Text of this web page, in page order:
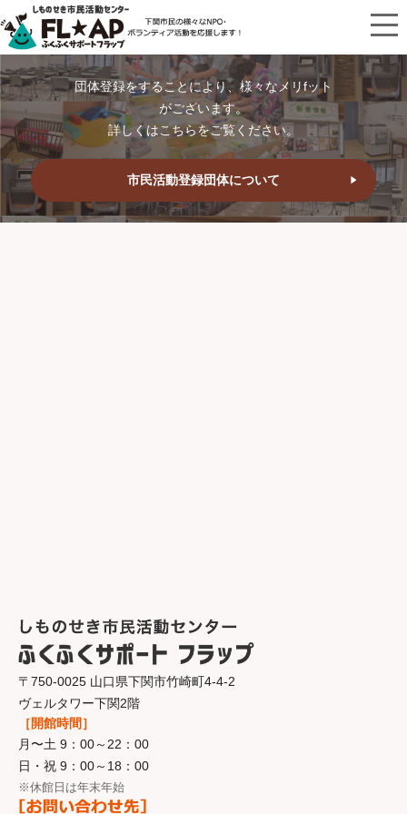
団体登録をすることにより、様々なメリfット
がございます。
詳しくはこちらをご覧ください。
市民活動登録団体について
〒750-0025 山口県下関市竹崎町4-4-2
ヴェルタワー下関2階
［開館時間］
月〜土 9：00～22：00
日・祝 9：00～18：00
※休館日は年末年始